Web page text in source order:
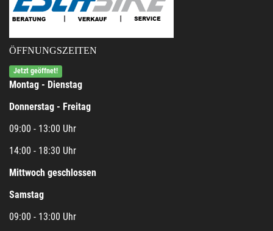
ÖFFNUNGSZEITEN
Jetzt geöffnet!
Montag - Dienstag
Donnerstag - Freitag
09:00 - 13:00 Uhr
14:00 - 18:30 Uhr
Mittwoch geschlossen
Samstag
09:00 - 13:00 Uhr